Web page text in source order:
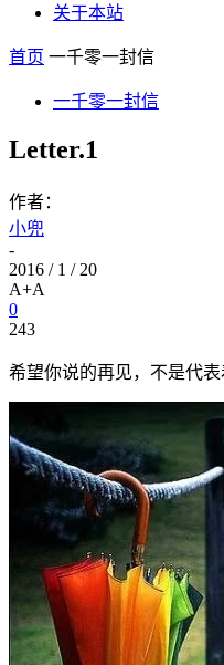
关于本站
首页 一千零一封信
一千零一封信
Letter.1
作者：
小兜
-
2016 / 1 / 20
A+A
0
243
希望你说的再见，不是代表